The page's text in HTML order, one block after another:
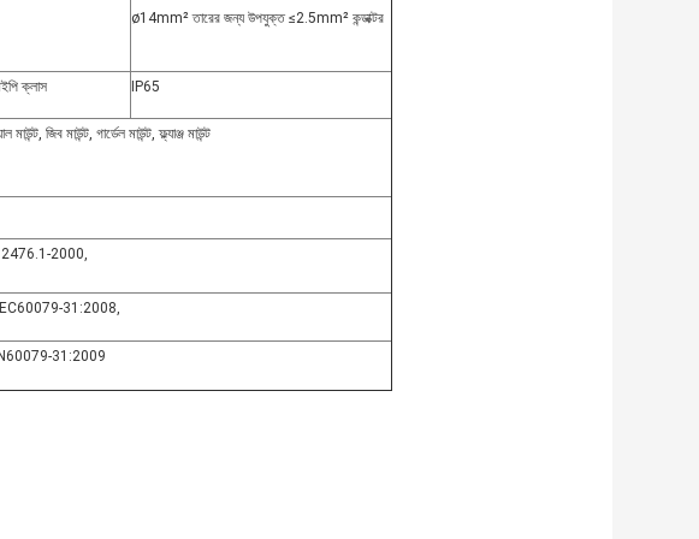
ø14mm² তারের জন্য উপযুক্ত ≤2.5mm² কন্ডাক্টর
ক্লাস IP65
জিব মাউন্ট, গার্ডেল মাউন্ট, ফ্ল্যাঞ্জ মাউন্ট
2000,
IEC60079-31 :2008,
31:2009